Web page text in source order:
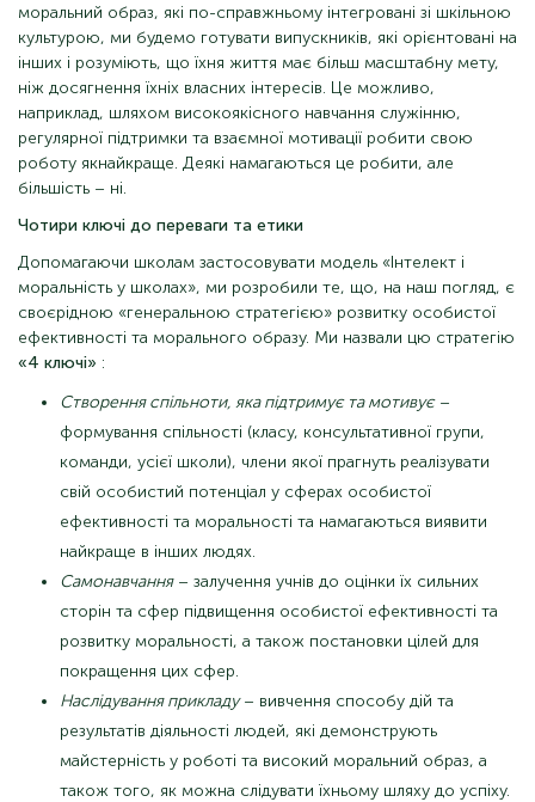
моральний образ, які по-справжньому інтегровані зі шкільною
культурою, ми будемо готувати випускників, які орієнтовані на
інших і розуміють, що їхня життя має більш масштабну мету,
ніж досягнення їхніх власних інтересів. Це можливо,
наприклад, шляхом високоякісного навчання служінню,
регулярної підтримки та взаємної мотивації робити свою
роботу якнайкраще. Деякі намагаються це робити, але
більшість – ні.
Чотири ключі до переваги та етики
Допомагаючи школам застосовувати модель «Інтелект і
моральність у школах», ми розробили те, що, на наш погляд, є
своєрідною «генеральною стратегією» розвитку особистої
ефективності та морального образу. Ми назвали цю стратегію
«4 ключі» :
Створення спільноти, яка підтримує та мотивує–
формування спільності (класу, консультативної групи,
команди, усієї школи), члени якої прагнуть реалізувати
свій особистий потенціал у сферах особистої
ефективності та моральності та намагаються виявити
найкраще в інших людях.
Самонавчання– залучення учнів до оцінки їх сильних
сторін та сфер підвищення особистої ефективності та
розвитку моральності, а також постановки цілей для
покращення цих сфер.
Наслідування прикладу– вивчення способу дій та
результатів діяльності людей, які демонструють
майстерність у роботі та високий моральний образ, а
також того, як можна слідувати їхньому шляху до успіху.